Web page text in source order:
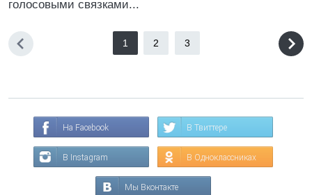
голосовыми связками...
1 2 3
На Facebook В Твиттере
В Instagram В Одноклассниках
Мы Вконтакте